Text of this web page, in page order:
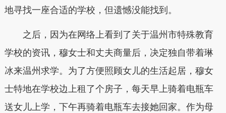
地寻找一座合适的学校，但遗憾没能找到。
之后，因为在网络上看到了关于温州市特殊教育
学校的资讯，穆女士和丈夫商量后，决定独自带着琳
冰来温州求学。为了方便照顾女儿的生活起居，穆女
士特地在学校边上租了个房子，每天早上骑着电瓶车
送女儿上学，下午再骑着电瓶车去接她回家。作为母